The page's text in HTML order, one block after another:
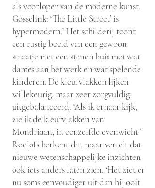
als voorloper van de moderne kunst.
Gosselink: ‘The Little Street’ is
hypermodern.’ Het schilderij toont
een rustig beeld van een gewoon
straatje met een stenen huis met wat
dames aan het werk en wat spelende
kinderen. De kleurvlakken lijken
willekeurig, maar zeer zorgvuldig
uitgebalanceerd. ‘Als ik ernaar kijk,
zie ik de kleurvlakken van
Mondriaan, in eenzelfde evenwicht.’
Roelofs herkent dit, maar vertelt dat
nieuwe wetenschappelijke inzichten
ook iets anders laten zien. ‘Het ziet er
nu soms eenvoudiger uit dan hij ooit